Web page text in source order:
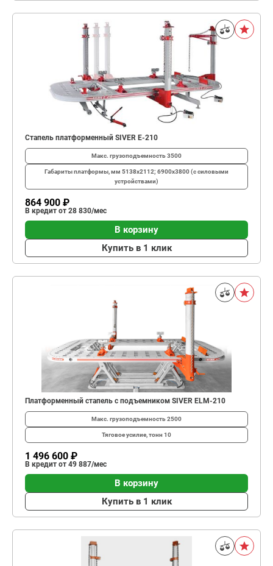
Стапель платформенный SIVER E-210
Макс. грузоподъемность3500
Габариты платформы, мм 5138х2112; 6900х3800 (с силовыми
устройствами)
864 900 ₽
В кредит от 28 830/мес
В корзину
Купить в 1 клик
Платформенный стапель с подъемником SIVER ELМ-210
Макс. грузоподъемность2500
Тяговое усилие, тонн 10
1 496 600 ₽
В кредит от 49 887/мес
В корзину
Купить в 1 клик